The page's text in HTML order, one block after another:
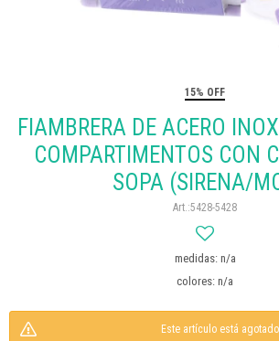
15% OFF
FIAMBRERA DE ACERO
COMPARTIMENTOS CON
SOPA (SIRENA/
5428-5428
medidas: n/a
colores: n/a
Este artículo está